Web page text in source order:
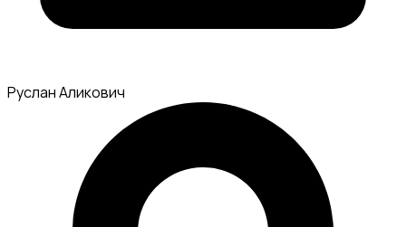
Руслан Аликович